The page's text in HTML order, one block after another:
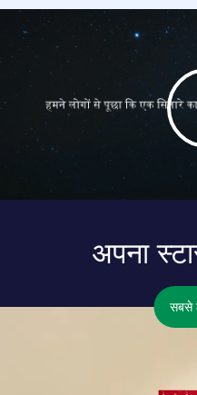
अपना
सबसे